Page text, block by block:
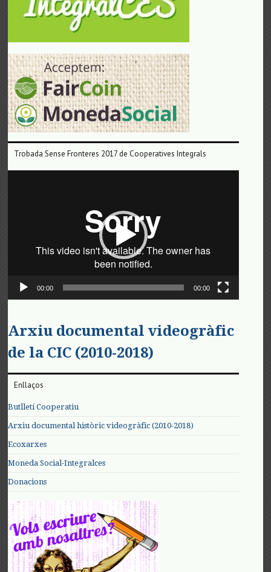
Trobada Sense Fronteres 2017 de Cooperatives Integrals
00:00 00:00
Arxiu documental videogràfic
de la CIC (2010-2018)
Enllaços
Butlletí Cooperatiu
Arxiu documental històric videogràfic (2010-2018)
Ecoxarxes
Moneda Social-Integralces
Donacions